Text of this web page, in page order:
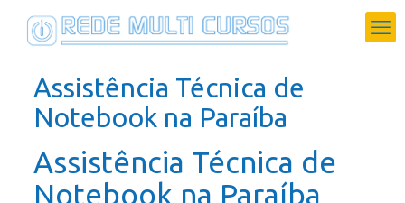
Assistência Técnica de
Notebook na Paraíba
Assistência Técnica de
Notebook na Paraíba